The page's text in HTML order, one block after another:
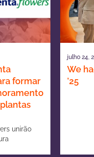
formar
unirão
julho 24,
We
’25